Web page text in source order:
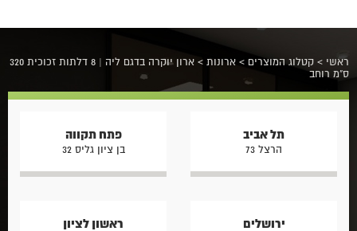
ראשי > קטלוג המוצרים > ארונות >
ארון יוקרה בדגם ליה | 8 דלתות זכוכית 320
ס"מ רוחב
תל אביב
הרצל 73
פתח תקווה
בן ציון גליס 32
ירושלים ראשון לציון